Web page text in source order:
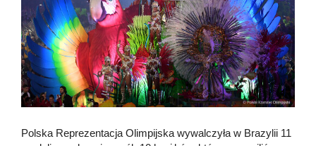
Polska Reprezentacja Olimpijska wywalczyła w Brazylii 11